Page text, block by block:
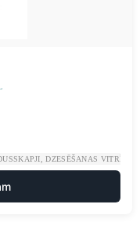
DZESĒŠANAS VITRĪNAS